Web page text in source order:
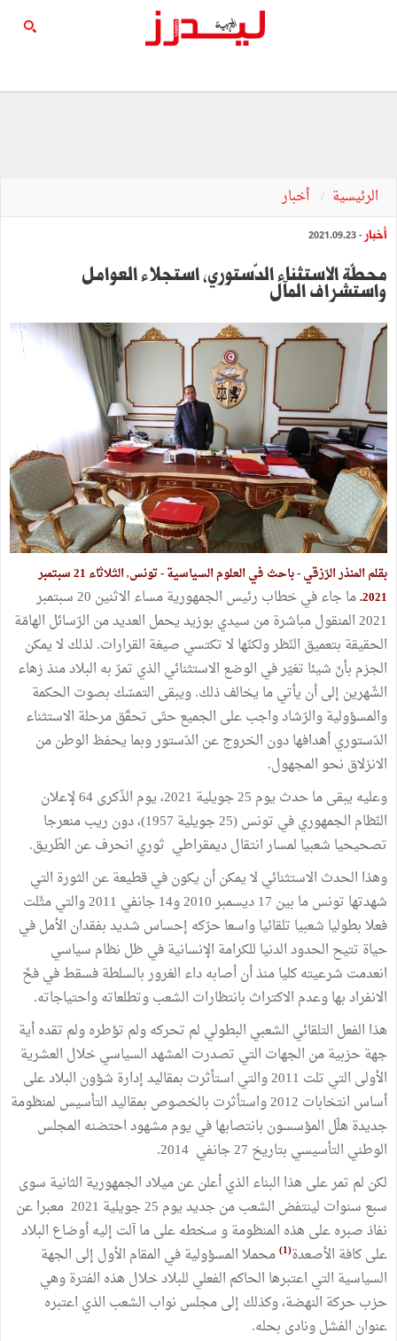
الرئيسية أخبار
أخبار - 2021.09.23
محطّة الاستثناء الدّستوري، استجلاء العوامل
واستشراف المآل
بقلم المنذر الرّزقي - باحث في العلوم السياسية - تونس,
الثلاثاء 21 سبتمبر
2021.
ما جاء في خطاب رئيس الجمهورية مساء الاثنين 20 سبتمبر
2021 المنقول مباشرة من سيدي بوزيد يحمل العديد من الرّسائل الهامّة
الحقيقة بتعميق النّظر ولكنّها لا تكتسي صيغة القرارات. لذلك لا يمكن
الجزم بأنّ شيئا تغيّر في الوضع الاستثنائي الذي تمرّ به البلاد منذ زهاء
الشّهرين إلى أن يأتي ما يخالف ذلك. ويبقى التمسّك بصوت الحكمة
والمسؤولية والرّشاد واجب على الجميع حتّى تحقّق مرحلة الاستثناء
الدّستوري أهدافها دون الخروج عن الدّستور وبما يحفظ الوطن من
الانزلاق نحو المجهول.
وعليه يبقى ما حدث يوم 25 جويلية 2021، يوم الذّكرى 64 لإعلان
النّظام الجمهوري في تونس (25 جويلية 1957)، دون ريب منعرجا
تصحيحيا شعبيا لمسار انتقال ديمقراطي ثوري انحرف عن الطّريق.
وهذا الحدث الاستثنائي لا يمكن أن يكون في قطيعة عن الثورة التي
شهدتها تونس ما بين 17 ديسمبر 2010 و14 ‏جانفي 2011 والتي مثّلت
فعلا بطوليا شعبيا تلقائيا واسعا حرّكه إحساس شديد بفقدان الأمل في
حياة تتيح الحدود الدنيا للكرامة الإنسانية في ظل نظام سياسي
انعدمت شرعيته كليا منذ أن أصابه داء الغرور بالسلطة فسقط في فخّ
الانفراد بها وعدم الاكتراث بانتظارات الشعب ‏وتطلعاته واحتياجاته.
هذا الفعل التلقائي الشعبي البطولي لم تحركه ولم تؤطره ولم تقده أية
جهة حزبية من الجهات التي تصدرت المشهد السياسي خلال العشرية
الأولى التي تلت 2011 والتي استأثرت بمقاليد إدارة شؤون البلاد على
أساس انتخابات 2012‏ واستأثرت بالخصوص بمقاليد التأسيس لمنظومة
جديدة هلّل المؤسسون بانتصابها في يوم مشهود احتضنه المجلس
الوطني التأسيسي بتاريخ 27 جانفي 2014.
لكن لم تمر على هذا البناء الذي أعلن عن ميلاد الجمهورية الثانية سوى
سبع سنوات لينتفض الشعب من جديد يوم 25 جويلية 2021 معبرا عن
نفاذ صبره على هذه المنظومة و ‏سخطه على ما آلت إليه أوضاع البلاد
على كافة الأصعدة(1)
محملا المسؤولية في المقام الأول إلى الجهة
السياسية التي اعتبرها الحاكم الفعلي للبلاد خلال هذه الفترة وهي
حزب حركة النهضة، وكذلك‏ إلى مجلس نواب الشعب الذي اعتبره
عنوان الفشل ونادى بحله.